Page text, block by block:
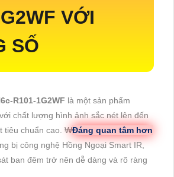
VỚI
SỐ
R101-1G2WF là một sản phẩm
chất lượng hình ảnh sắc nét lên đến
tiêu chuẩn cao. ₩Đáng quan tâm hơn
bị công nghệ Hồng Ngoại Smart IR,
ban đêm trở nên dễ dàng và rõ ràng